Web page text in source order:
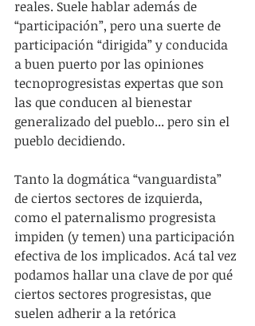
reales. Suele hablar además de
“participación”, pero una suerte de
participación “dirigida” y conducida
a buen puerto por las opiniones
tecnoprogresistas expertas que son
las que conducen al bienestar
generalizado del pueblo... pero sin el
pueblo decidiendo.
Tanto la dogmática “vanguardista”
de ciertos sectores de izquierda,
como el paternalismo progresista
impiden (y temen) una participación
efectiva de los implicados. Acá tal vez
podamos hallar una clave de por qué
ciertos sectores progresistas, que
suelen adherir a la retórica